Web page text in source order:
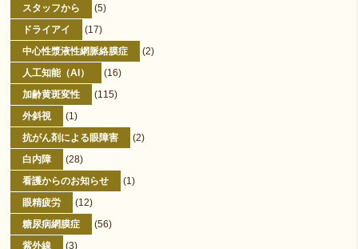
スタッフから
(5)
ドライアイ
(17)
中心性漿液性網脈絡膜症
(2)
人工知能（AI）
(16)
加齢黄斑変性
(115)
外斜視
(1)
抗がん剤による眼障害
(2)
白内障
(28)
看護からのお知らせ
(1)
眼精疲労
(12)
糖尿病網膜症
(56)
紫外線
(3)